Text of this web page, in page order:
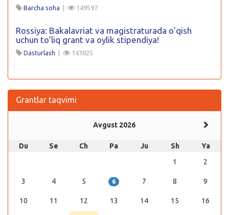
Barcha soha | 149597
Rossiya: Bakalavriat va magistraturada o’qish
uchun to’liq grant va oylik stipendiya!
Dasturlash | 143825
Grantlar taqvimi
Avgust 2026
Du Se Ch Pa Ju Sh
Ya
1
2
3 4 5 6 7 8 9
10 11 12 13 14 15 16